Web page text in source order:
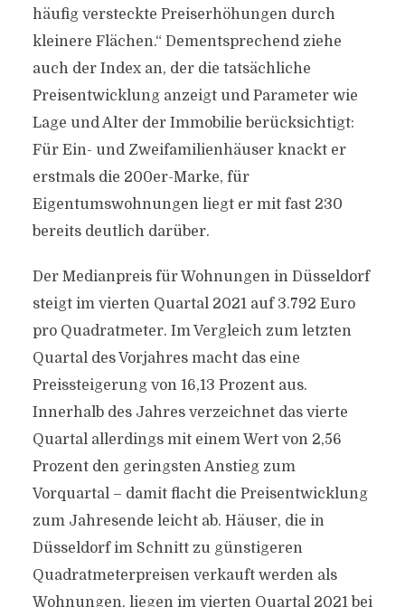
häufig versteckte Preiserhöhungen durch
kleinere Flächen.“ Dementsprechend ziehe
auch der Index an, der die tatsächliche
Preisentwicklung anzeigt und Parameter wie
Lage und Alter der Immobilie berücksichtigt:
Für Ein- und Zweifamilienhäuser knackt er
erstmals die 200er-Marke, für
Eigentumswohnungen liegt er mit fast 230
bereits deutlich darüber.
Der Medianpreis für Wohnungen in Düsseldorf
steigt im vierten Quartal 2021 auf 3.792 Euro
pro Quadratmeter. Im Vergleich zum letzten
Quartal des Vorjahres macht das eine
Preissteigerung von 16,13 Prozent aus.
Innerhalb des Jahres verzeichnet das vierte
Quartal allerdings mit einem Wert von 2,56
Prozent den geringsten Anstieg zum
Vorquartal – damit flacht die Preisentwicklung
zum Jahresende leicht ab. Häuser, die in
Düsseldorf im Schnitt zu günstigeren
Quadratmeterpreisen verkauft werden als
Wohnungen, liegen im vierten Quartal 2021 bei